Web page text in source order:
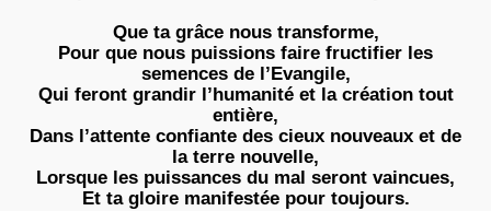
Que ta grâce nous transforme,
Pour que nous puissions faire fructifier les
semences de l’Evangile,
Qui feront grandir l’humanité et la création tout
entière,
Dans l’attente confiante des cieux nouveaux et de
la terre nouvelle,
Lorsque les puissances du mal seront vaincues,
Et ta gloire manifestée pour toujours.